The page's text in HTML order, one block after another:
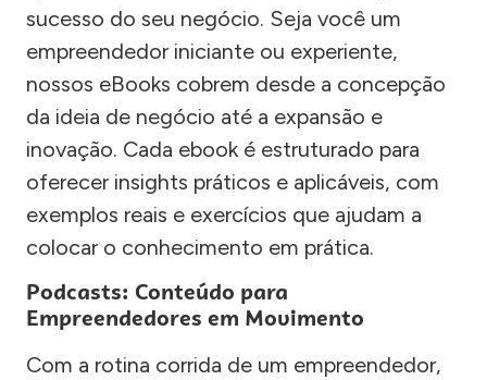
sucesso do seu negócio. Seja você um
empreendedor iniciante ou experiente,
nossos eBooks cobrem desde a concepção
da ideia de negócio até a expansão e
inovação. Cada ebook é estruturado para
oferecer insights práticos e aplicáveis, com
exemplos reais e exercícios que ajudam a
colocar o conhecimento em prática.
Podcasts: Conteúdo para
Empreendedores em Movimento
Com a rotina corrida de um empreendedor,